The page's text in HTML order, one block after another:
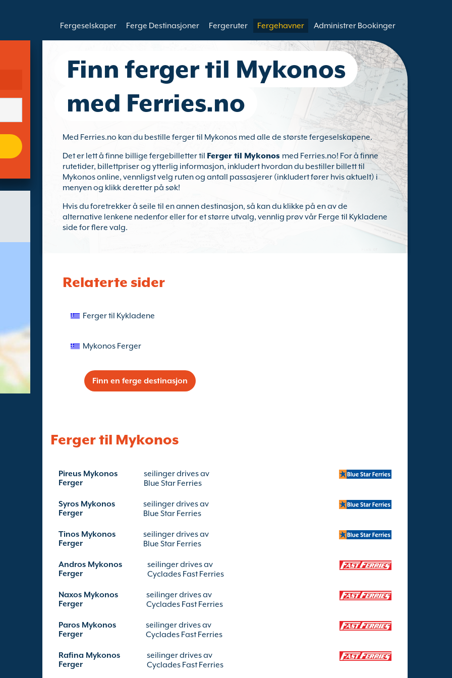
Fergeselskaper Ferge Destinasjoner Fergeruter Fergehavner Administrer Bookinger
Finn ferger til Mykonos
med Ferries.no
Med Ferries.no kan du bestille ferger til Mykonos med alle de største fergeselskapene.
Det er lett å finne billige fergebilletter til Ferger til Mykonos med Ferries.no! For å finne
rutetider, billettpriser og ytterlig informasjon, inkludert hvordan du bestiller billett til
Mykonos online, vennligst velg ruten og antall passasjerer (inkludert fører hvis aktuelt) i
menyen og klikk deretter på søk!
Hvis du foretrekker å seile til en annen destinasjon, så kan du klikke på en av de
alternative lenkene nedenfor eller for et større utvalg, vennlig prøv vår Ferge til Kykladene
side for flere valg.
Ferger til Mykonos
Pireus Mykonos
Ferger
seilinger drives av
Blue Star Ferries
Syros Mykonos
Ferger
seilinger drives av
Blue Star Ferries
Tinos Mykonos
Ferger
seilinger drives av
Blue Star Ferries
Andros Mykonos
Ferger
seilinger drives av
Cyclades Fast Ferries
Naxos Mykonos
Ferger
seilinger drives av
Cyclades Fast Ferries
Paros Mykonos
Ferger
seilinger drives av
Cyclades Fast Ferries
Rafina Mykonos
Ferger
seilinger drives av
Cyclades Fast Ferries
Relaterte sider
Ferger til Kykladene
Mykonos Ferger
Finn en ferge destinasjon